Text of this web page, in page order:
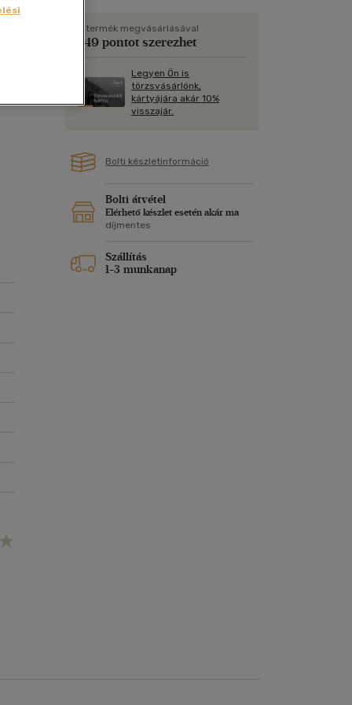
Képeslap
Papír, írószer
Vallás, mitológia
A termék megvásárlásával
549 pontot szerezhet
Legyen Ön is
törzsvásárlónk,
kártyájára akár 10%
visszajár.
Bolti készletinformáció
Bolti átvétel
Elérhető készlet esetén akár ma
díjmentes
Szállítás
1-3 munkanap